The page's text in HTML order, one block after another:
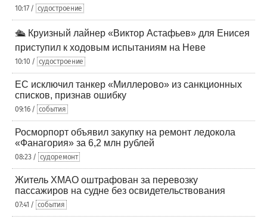
10:17 / судостроение
🛳️ Круизный лайнер «Виктор Астафьев» для Енисея
приступил к ходовым испытаниям на Неве
10:10 / судостроение
ЕС исключил танкер «Миллерово» из санкционных
списков, признав ошибку
09:16 / события
Росморпорт объявил закупку на ремонт ледокола
«Фанагория» за 6,2 млн рублей
08:23 / судоремонт
Житель ХМАО оштрафован за перевозку
пассажиров на судне без освидетельствования
07:41 / события